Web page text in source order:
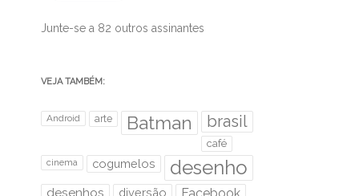
Junte-se a 82 outros assinantes
VEJA TAMBÉM:
Android arte Batman brasil
café
cinema cogumelos desenho
desenhos diversão Facebook